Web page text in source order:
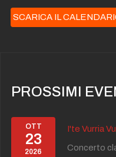
SCARICA IL
PROSSIMI
OTT
23
2026
I'te Vurria
Concerto